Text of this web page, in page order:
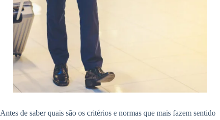
Antes de saber quais são os critérios e normas que mais fazem sentido